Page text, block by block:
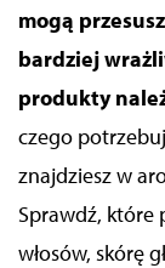
mogą
bardziej
produkty
czego
znajdziesz w
Sprawdź, które
włosów, skórę